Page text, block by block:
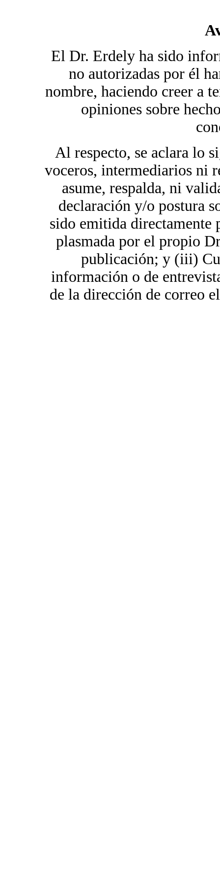
El Dr. Erdely ha sido
no autorizadas por él
nombre, haciendo creer a
opiniones sobre
Al respecto, se aclara lo
voceros, intermediarios ni
asume, respalda, ni
declaración y/o postura
sido emitida directamente
plasmada por el propio
publicación; y (iii)
información o de
de la dirección de correo